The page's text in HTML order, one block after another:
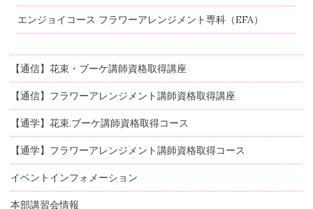
エンジョイコース フラワーアレンジメント専科（EFA）
【通信】花束・ブーケ講師資格取得講座
【通信】フラワーアレンジメント講師資格取得講座
【通学】花束.ブーケ講師資格取得コース
【通学】フラワーアレンジメント講師資格取得コース
イベントインフォメーション
本部講習会情報